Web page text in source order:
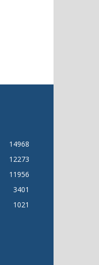
14968
12273
11956
3401
1021